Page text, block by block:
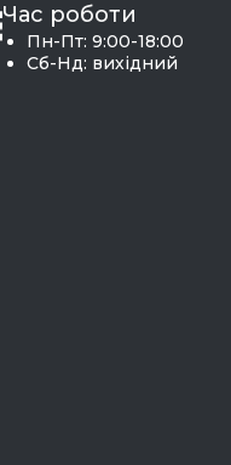
Час роботи
Пн-Пт: 9:00-18:00
Сб-Нд: вихідний